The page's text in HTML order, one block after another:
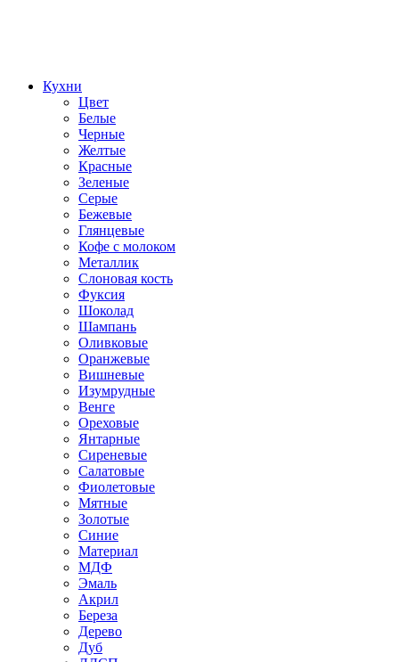
Кухни
Цвет
Белые
Черные
Желтые
Красные
Зеленые
Серые
Бежевые
Глянцевые
Кофе с молоком
Металлик
Слоновая кость
Фуксия
Шоколад
Шампань
Оливковые
Оранжевые
Вишневые
Изумрудные
Венге
Ореховые
Янтарные
Сиреневые
Салатовые
Фиолетовые
Мятные
Золотые
Синие
Материал
МДФ
Эмаль
Акрил
Береза
Дерево
Дуб